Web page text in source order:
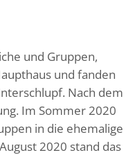
und Gruppen,
und fanden
Nach dem
Im Sommer 2020
in die ehemalige
2020 stand das